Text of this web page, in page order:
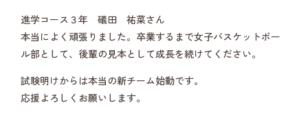
進学コース３年 礒田 祐菜さん
本当によく頑張りました。卒業するまで女子バスケットボー
ル部として、後輩の見本として成長を続けてください。
試験明けからは本当の新チーム始動です。
応援よろしくお願いします。